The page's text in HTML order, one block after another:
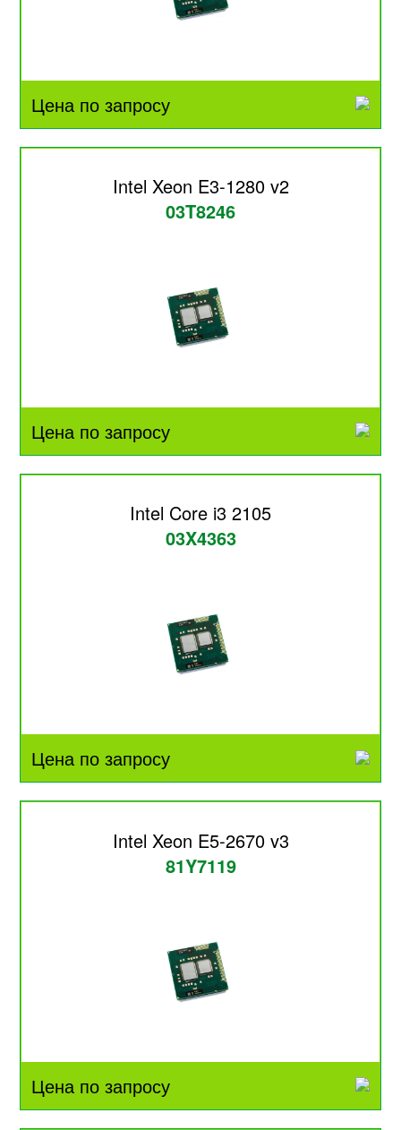
Цена по запросу
Intel Xeon E3-1280 v2
03T8246
Цена по запросу
Intel Core i3 2105
03X4363
Цена по запросу
Intel Xeon E5-2670 v3
81Y7119
Цена по запросу